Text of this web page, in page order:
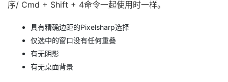
序/ Cmd + Shift + 4命令一起使用时一样。
具有精确边距的Pixelsharp选择
仅选中的窗口没有任何重叠
有无阴影
有无桌面背景